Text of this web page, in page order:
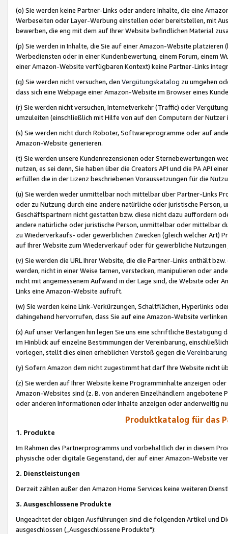
(o) Sie werden keine Partner-Links oder andere Inhalte, die eine
Werbeseiten oder Layer-Werbung einstellen oder bereitstellen, mit
bewerben, die eng mit dem auf Ihrer Website befindlichen Material
(p) Sie werden in Inhalte, die Sie auf einer Amazon-Website
Werbediensten oder in einer Kundenbewertung, einem Forum, einem
einer Amazon-Website verfügbaren Kontext) keine Partner-Links
(q) Sie werden nicht versuchen, den Vergütungskatalog zu umgehen
dass sich eine Webpage einer Amazon-Website im Browser eines
(r) Sie werden nicht versuchen, Internetverkehr (Traffic) oder
umzuleiten (einschließlich mit Hilfe von auf den Computern der
(s) Sie werden nicht durch Roboter, Softwareprogramme oder auf
Amazon-Website generieren.
(t) Sie werden unsere Kundenrezensionen oder Sternebewertungen
nutzen, es sei denn, Sie haben über die Creators API und die PA API
erfüllen die in der Lizenz beschriebenen Voraussetzungen für die
(u) Sie werden weder unmittelbar noch mittelbar über Partner-Links
oder zu Nutzung durch eine andere natürliche oder juristische
Geschäftspartnern nicht gestatten bzw. diese nicht dazu auffordern
andere natürliche oder juristische Person, unmittelbar oder mittelbar
zu Wiederverkaufs- oder gewerblichen Zwecken (gleich welcher Art)
auf Ihrer Website zum Wiederverkauf oder für gewerbliche
(v) Sie werden die URL Ihrer Website, die die Partner-Links enthält
werden, nicht in einer Weise tarnen, verstecken, manipulieren oder
nicht mit angemessenem Aufwand in der Lage sind, die Website oder
Links eine Amazon-Website aufruft.
(w) Sie werden keine Link-Verkürzungen, Schaltflächen, Hyperlinks
dahingehend hervorrufen, dass Sie auf eine Amazon-Website
(x) Auf unser Verlangen hin legen Sie uns eine schriftliche
im Hinblick auf einzelne Bestimmungen der Vereinbarung,
vorlegen, stellt dies einen erheblichen Verstoß gegen die Vereinbarung
(y) Sofern Amazon dem nicht zugestimmt hat darf Ihre Website nicht
(z) Sie werden auf Ihrer Website keine Programminhalte anzeigen
Amazon-Websites sind (z. B. von anderen Einzelhändlern
oder anderen Informationen oder Inhalte anzeigen oder anderweitig
Produktkatalog für das
1. Produkte
Im Rahmen des Partnerprogramms und vorbehaltlich der in diesem
physische oder digitale Gegenstand, der auf einer Amazon-Website
2. Dienstleistungen
Derzeit zählen außer den Amazon Home Services keine weiteren
3. Ausgeschlossene Produkte
Ungeachtet der obigen Ausführungen sind die folgenden Artikel und
ausgeschlossen („Ausgeschlossene Produkte"):